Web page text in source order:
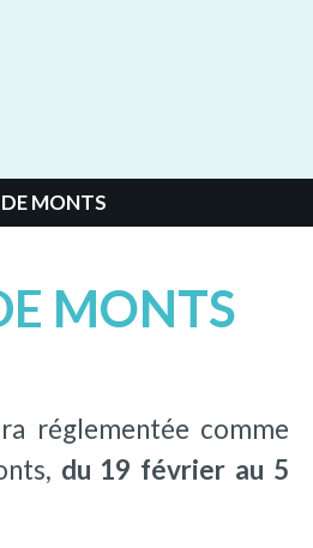
MONTS
MONTS
réglementée comme
du 19 février au 5